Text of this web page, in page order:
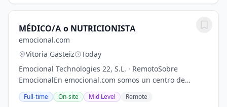
MÉDICO/A o NUTRICIONISTA
emocional.com
Vitoria Gasteiz
Today
Emocional Technologies 22, S.L. · RemotoSobre
EmocionalEn emocional.com somos un centro de
psicología y formación que combina lo mejor de la
tecnología con lo mejor de las personas.Ayudamos a
Full-time On-site Mid Level Remote